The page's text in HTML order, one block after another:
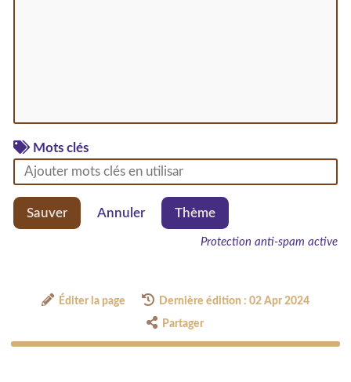
Mots clés
Sauver Annuler Thème
Protection anti-spam active
Éditer la page Dernière édition : 02 Apr 2024
Partager